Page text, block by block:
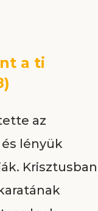
a ti
az
lényük
Krisztusban